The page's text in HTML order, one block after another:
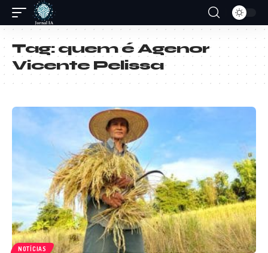
Tag:quem é Agenor
Vicente Pelissa
NOTÍCIAS